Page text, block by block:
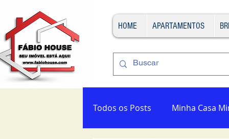
HOME APARTAMENTOS
Todos os Posts Minha Casa